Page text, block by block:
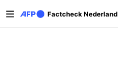
Factcheck Nederland
Primaire tabs